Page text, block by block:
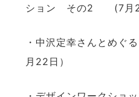
ション その2 (7月
・中沢定幸さんとめぐ
月22日）